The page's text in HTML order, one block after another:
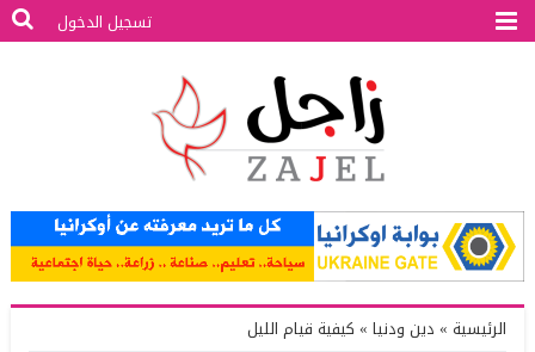
تسجيل الدخول
الرئيسية » دين ودنيا »كيفية قيام الليل